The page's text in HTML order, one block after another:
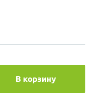
В корзину